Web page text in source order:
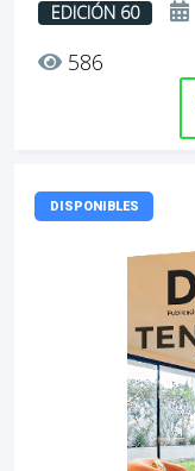
EDICIÓN 60
586
DISPONIBLES